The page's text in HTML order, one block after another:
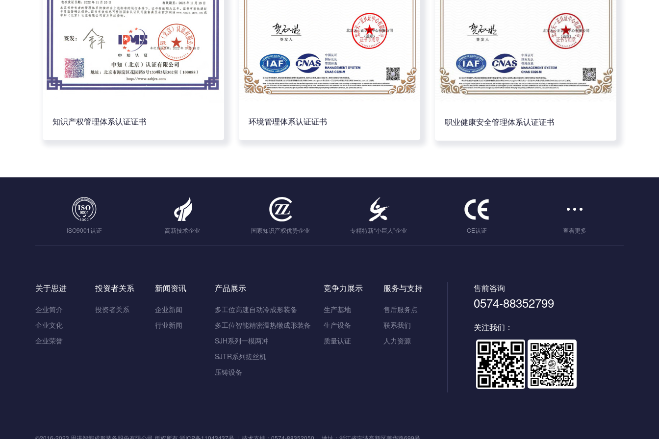
知识产权管理体系认证证书 环境管理体系认证证书 职业健康安全管理体系认证证书
ISO9001认证 高新技术企业 国家知识产权优势企业 专精特新“小巨人”企业 CE认证 查看更多
关于思进
企业简介
企业文化
企业荣誉
投资者关系
投资者关系
新闻资讯
企业新闻
行业新闻
产品展示
多工位高速自动冷成形装备
多工位智能精密温热镦成形装备
SJH系列一模两冲
SJTR系列搓丝机
压铸设备
竞争力展示
生产基地
生产设备
质量认证
服务与支持
售后服务点
联系我们
人力资源
售前咨询
0574-88352799
关注我们：